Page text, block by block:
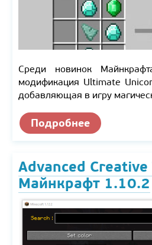
Среди новинок
модификация Ultimate
добавляющая в игру
Подробнее
Advanced Creative
Майнкрафт 1.10.2